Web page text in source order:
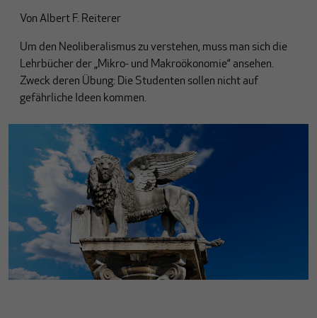
Von Albert F. Reiterer
Um den Neoliberalismus zu verstehen, muss man sich die
Lehrbücher der „Mikro- und Makroökonomie“ ansehen.
Zweck deren Übung: Die Studenten sollen nicht auf
gefährliche Ideen kommen.